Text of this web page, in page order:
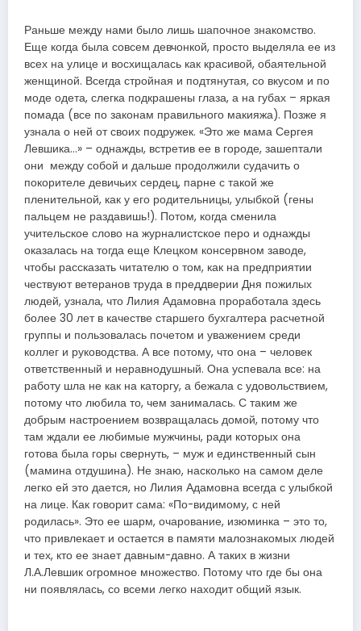
Раньше между нами было лишь шапочное знакомство.
Еще когда была совсем девчонкой, просто выделяла ее из
всех на улице и восхищалась как красивой, обаятельной
женщиной. Всегда стройная и подтянутая, со вкусом и по
моде одета, слегка подкрашены глаза, а на губах – яркая
помада (все по законам правильного макияжа). Позже я
узнала о ней от своих подружек. «Это же мама Сергея
Левшика…» – однажды, встретив ее в городе, зашептали
они между собой и дальше продолжили судачить о
покорителе девичьих сердец, парне с такой же
пленительной, как у его родительницы, улыбкой (гены
пальцем не раздавишь!). Потом, когда сменила
учительское слово на журналистское перо и однажды
оказалась на тогда еще Клецком консервном заводе,
чтобы рассказать читателю о том, как на предприятии
чествуют ветеранов труда в преддверии Дня пожилых
людей, узнала, что Лилия Адамовна проработала здесь
более 30 лет в качестве старшего бухгалтера расчетной
группы и пользовалась почетом и уважением среди
коллег и руководства. А все потому, что она – человек
ответственный и неравнодушный. Она успевала все: на
работу шла не как на каторгу, а бежала с удовольствием,
потому что любила то, чем занималась. С таким же
добрым настроением возвращалась домой, потому что
там ждали ее любимые мужчины, ради которых она
готова была горы свернуть, – муж и единственный сын
(мамина отдушина). Не знаю, насколько на самом деле
легко ей это дается, но Лилия Адамовна всегда с улыбкой
на лице. Как говорит сама: «По-видимому, с ней
родилась». Это ее шарм, очарование, изюминка – это то,
что привлекает и остается в памяти малознакомых людей
и тех, кто ее знает давным-давно. А таких в жизни
Л.А.Левшик огромное множество. Потому что где бы она
ни появлялась, со всеми легко находит общий язык.